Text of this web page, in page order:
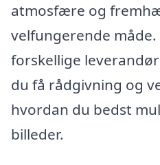
atmosfære og
velfungerende
forskellige
du få rådgivning og
hvordan du bedst
billeder.